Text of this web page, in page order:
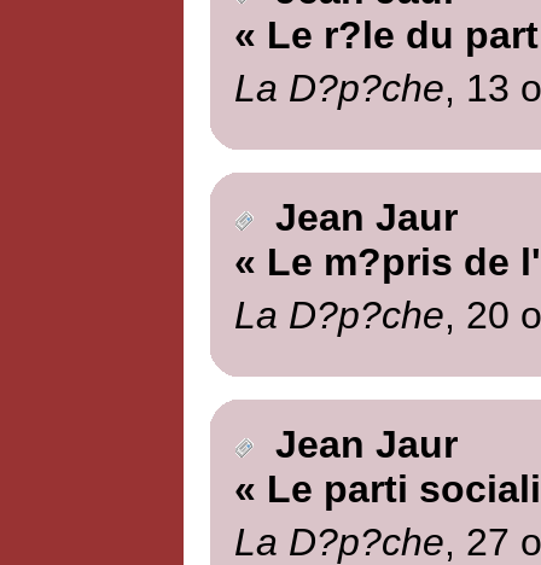
« Le r?le du
La D?p?che, 13
Jean Jaur
« Le m?pris de
La D?p?che, 20
Jean Jaur
« Le parti
La D?p?che, 27